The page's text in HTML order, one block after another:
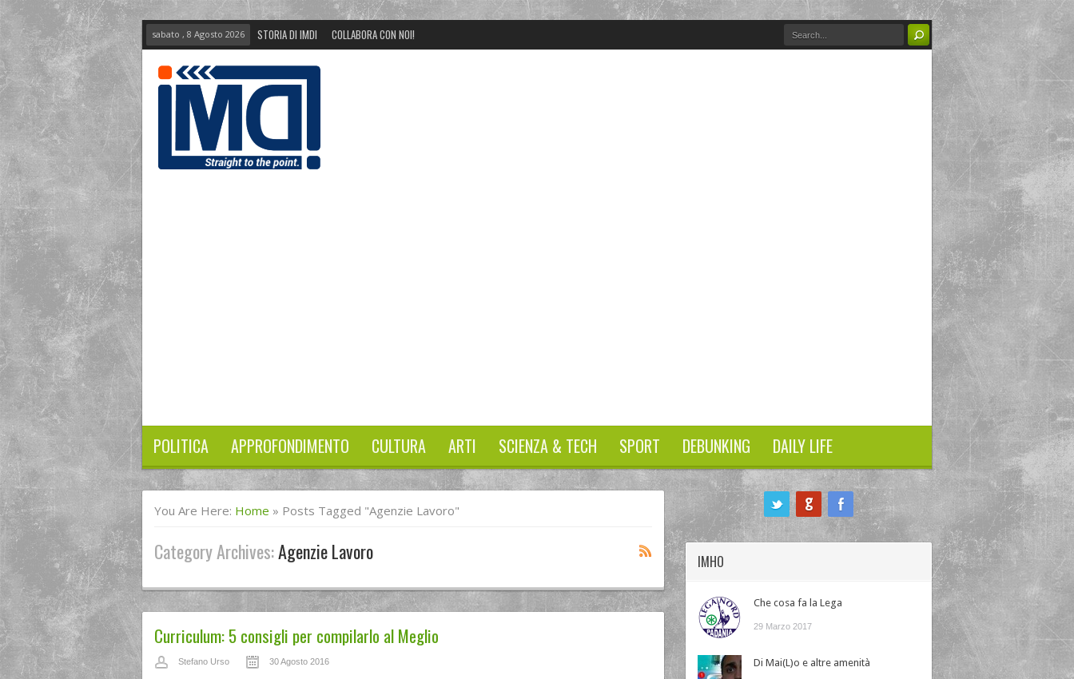
sabato , 8 Agosto 2026 STORIA DI IMDI COLLABORA CON NOI!
POLITICA APPROFONDIMENTO CULTURA ARTI SCIENZA & TECH SPORT DEBUNKING DAILY LIFE
You Are Here: Home » Posts Tagged "agenzie Lavoro"
Category Archives:Agenzie Lavoro
Curriculum: 5 consigli per compilarlo al Meglio
Stefano Urso 30 Agosto 2016
IMHO
Che cosa fa la Lega
29 Marzo 2017
Di Mai(L)o e altre amenità